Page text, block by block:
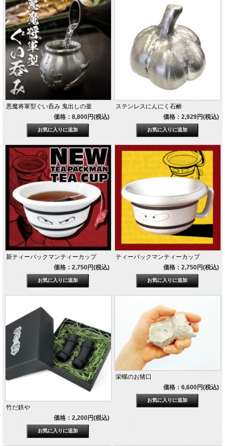
悪魔将軍型ぐい呑み 鬼出しの釜
価格：8,800円(税込)
ステンレスにんにく石鹸
価格：2,929円(税込)
新ティーパックマンティーカップ
価格：2,750円(税込)
ティーパックマンティーカップ
価格：2,750円(税込)
竹だ鉄や
価格：2,200円(税込)
栄螺のお猪口
価格：6,600円(税込)